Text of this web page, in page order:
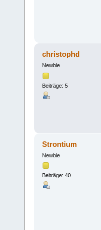
christophd
Newbie
Beiträge: 5
Strontium
Newbie
Beiträge: 40